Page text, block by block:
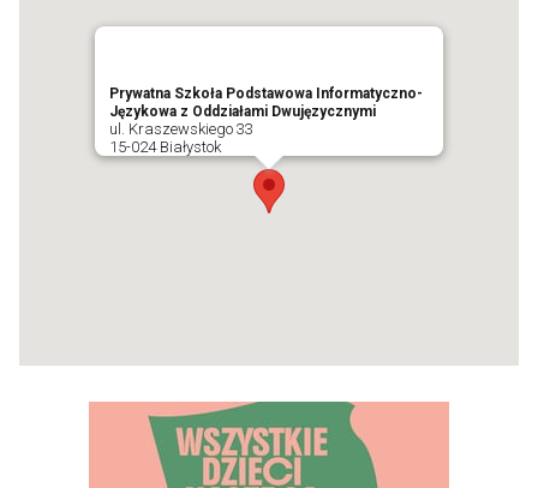
Prywatna Szkoła Podstawowa Informatyczno-
Językowa z Oddziałami Dwujęzycznymi
ul. Kraszewskiego 33
15-024 Białystok